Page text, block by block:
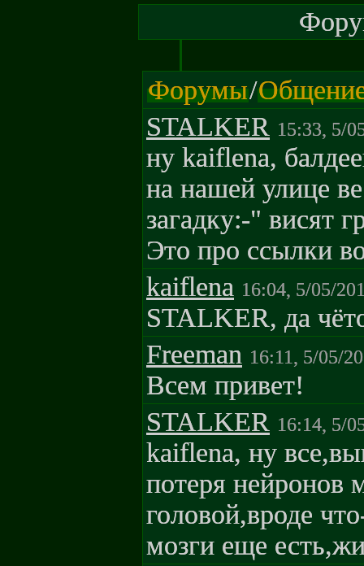
Форумы/
STALKER 15:33, 5/
ну kaiflena,
на нашей улице
загадку:-" висят
Это про ссылки
kaiflena 16:04, 5/05/
STALKER, да
Freeman 16:11, 5/05/
Всем привет!
STALKER 16:14, 5/
kaiflena, ну
потеря нейронов
головой,вроде
мозги еще